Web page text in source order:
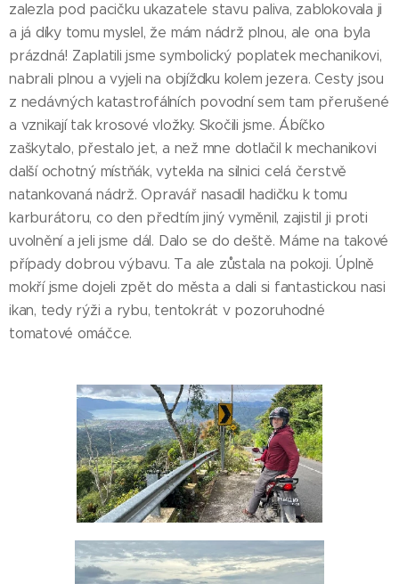
zalezla pod pacičku ukazatele stavu paliva, zablokovala ji
a já díky tomu myslel, že mám nádrž plnou, ale ona byla
prázdná! Zaplatili jsme symbolický poplatek mechanikovi,
nabrali plnou a vyjeli na objížďku kolem jezera. Cesty jsou
z nedávných katastrofálních povodní sem tam přerušené
a vznikají tak krosové vložky. Skočili jsme. Ábíčko
zaškytalo, přestalo jet, a než mne dotlačil k mechanikovi
další ochotný místňák, vytekla na silnici celá čerstvě
natankovaná nádrž. Opravář nasadil hadičku k tomu
karburátoru, co den předtím jiný vyměnil, zajistil ji proti
uvolnění a jeli jsme dál. Dalo se do deště. Máme na takové
případy dobrou výbavu. Ta ale zůstala na pokoji. Úplně
mokří jsme dojeli zpět do města a dali si fantastickou nasi
ikan, tedy rýži a rybu, tentokrát v pozoruhodné
tomatové omáčce.